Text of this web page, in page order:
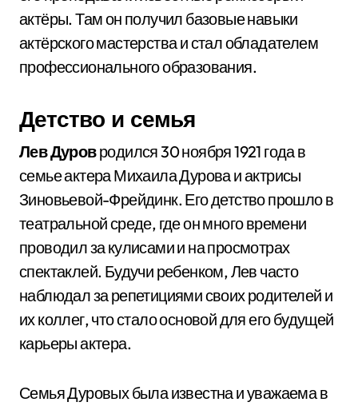
актёры. Там он получил базовые навыки
актёрского мастерства и стал обладателем
профессионального образования.
Детство и семья
Лев Дуровродился 30 ноября 1921 года в
семье актера Михаила Дурова и актрисы
Зиновьевой-Фрейдинк. Его детство прошло в
театральной среде, где он много времени
проводил за кулисами и на просмотрах
спектаклей. Будучи ребенком, Лев часто
наблюдал за репетициями своих родителей и
их коллег, что стало основой для его будущей
карьеры актера.
Семья Дуровых была известна и уважаема в